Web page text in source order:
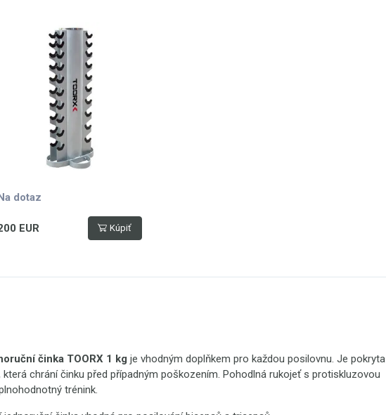
dotaz
EUR Kúpiť
činka TOORX 1 kg je vhodným doplňkem pro každou posilovnu. Je pokryta
chrání činku před případným poškozením. Pohodlná rukojeť s protiskluzovou
trénink.